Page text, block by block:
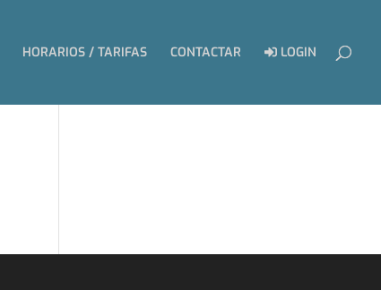
HORARIOS / TARIFAS CONTACTAR LOGIN